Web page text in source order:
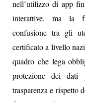
nell’utilizzo di app
interattive, ma la
confusione tra gli
certificato a livello
quadro che lega
protezione dei dati
trasparenza e rispetto